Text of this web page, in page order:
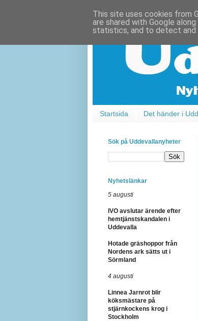
Startsida Det händer i
Sök på Uddevallanyheter
Nyhetslänkar
5 augusti
IVO avslutar ärende efter
hemtjänstskandalen i
Uddevalla
Hotade gräshoppor från
Nordens ark sätts ut i
Sörmland
4 augusti
Linnea Jarnrot blir
köksmästare på
stjärnkockens krog i
Stockholm
This site uses cookies from
are shared with Google
statistics, and to detect and